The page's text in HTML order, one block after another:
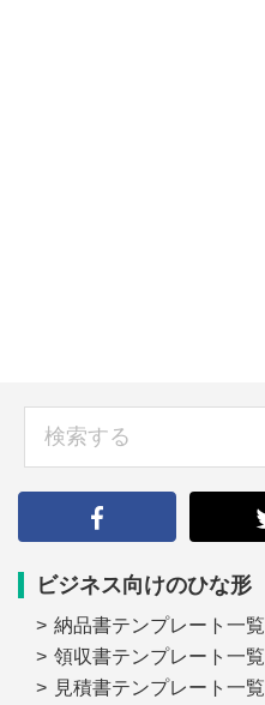
ビジネス向けのひな形
納品書テンプレート一覧
領収書テンプレート一覧
見積書テンプレート一覧